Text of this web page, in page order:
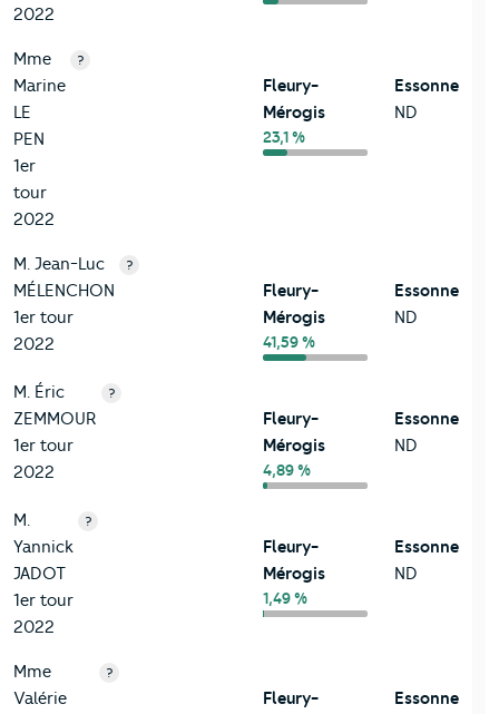
2022
Mme
Marine
LE
PEN
1er
tour
2022
?
Fleury-
Mérogis
23,1 %
Essonne
ND
M. Jean-Luc
MÉLENCHON
1er tour
2022
?
Fleury-
Mérogis
41,59 %
Essonne
ND
M. Éric
ZEMMOUR
1er tour
2022
?
Fleury-
Mérogis
4,89 %
Essonne
ND
M.
Yannick
JADOT
1er tour
2022
?
Fleury-
Mérogis
1,49 %
Essonne
ND
Mme
Valérie
?
Fleury-
Essonne